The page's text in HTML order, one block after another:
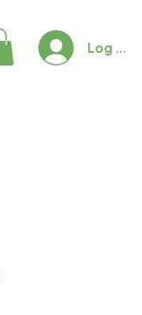
Log In